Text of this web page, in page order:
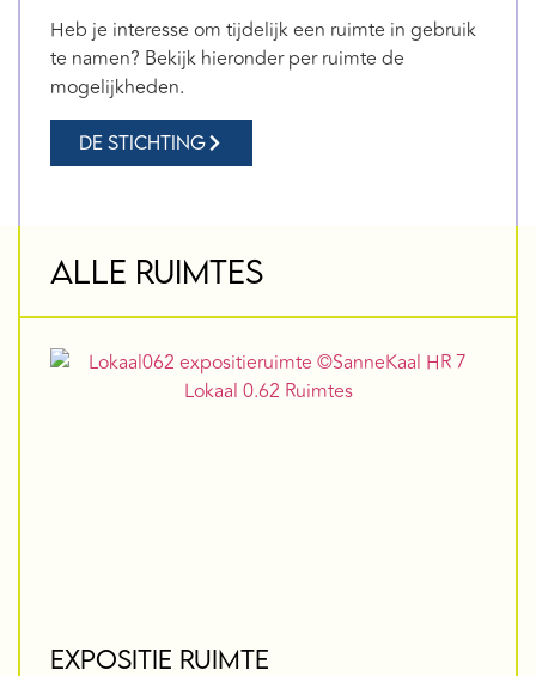
Heb je interesse om tijdelijk een ruimte in gebruik
te namen? Bekijk hieronder per ruimte de
mogelijkheden.
de stichting
Alle ruimtes
EXPOSITIE RUIMTE